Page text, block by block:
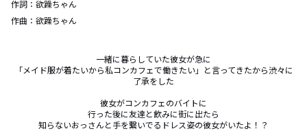
作詞： 欲躁ちゃん
作曲： 欲躁ちゃん
一緒に暮らしていた彼女が急に
「メイド服が着たいから私コンカフェで働きたい」と言ってきたから渋々に
了承をした
彼女がコンカフェのバイトに
行った後に友達と飲みに街に出たら
知らないおっさんと手を繋いでるドレス姿の彼女がいたよ！？